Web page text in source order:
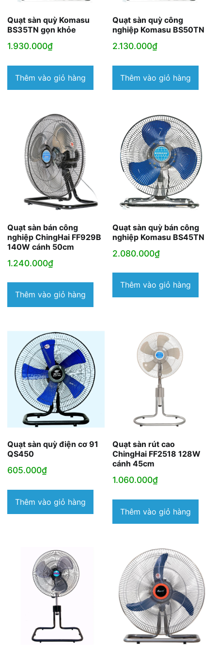
Quạt sàn quỳ Komasu
BS35TN gọn khỏe
1.930.000₫
Thêm vào giỏ hàng
Quạt sàn quỳ công
nghiệp Komasu BS50TN
2.130.000₫
Thêm vào giỏ hàng
Quạt sàn bán công
nghiệp ChingHai FF929B
140W cánh 50cm
1.240.000₫
Thêm vào giỏ hàng
Quạt sàn quỳ bán công
nghiệp Komasu BS45TN
2.080.000₫
Thêm vào giỏ hàng
Quạt sàn quỳ điện cơ 91
QS450
605.000₫
Thêm vào giỏ hàng
Quạt sàn rút cao
ChingHai FF2518 128W
cánh 45cm
1.060.000₫
Thêm vào giỏ hàng